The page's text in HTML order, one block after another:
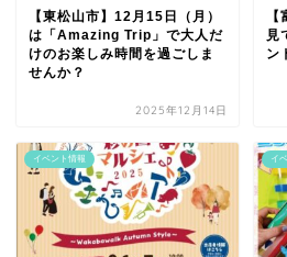
【東松山市】12月15日（月）
は「Amazing Trip」で大人だ
けのお楽しみ時間を過ごしま
せんか？
2025年12月14日
見
ン
イベント情報 イ